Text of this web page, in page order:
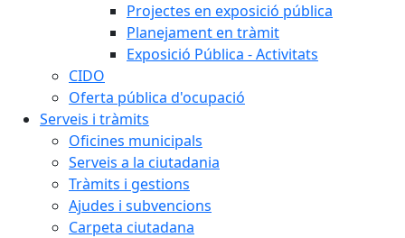
Projectes en exposició pública
Planejament en tràmit
Exposició Pública - Activitats
CIDO
Oferta pública d'ocupació
Serveis i tràmits
Oficines municipals
Serveis a la ciutadania
Tràmits i gestions
Ajudes i subvencions
Carpeta ciutadana